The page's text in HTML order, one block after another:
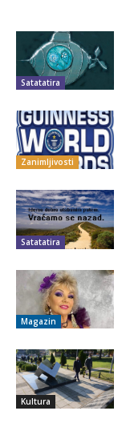
Satatatira
Zanimljivosti
Satatatira
Magazin
Kultura